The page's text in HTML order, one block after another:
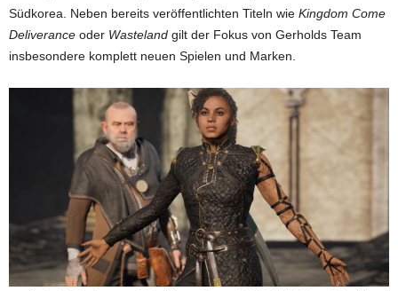
Südkorea. Neben bereits veröffentlichten Titeln wie Kingdom Come
Deliverance oder Wasteland gilt der Fokus von Gerholds Team
insbesondere komplett neuen Spielen und Marken.